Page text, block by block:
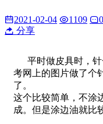
2021-02-04 1109
0
分享
平时做皮具时，针
考网上的图片做了个
了。
这个比较简单，不涂
成。但是涂边油就比